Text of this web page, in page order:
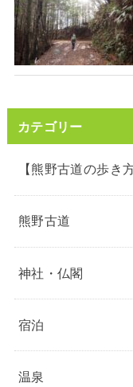
カテゴリー
【熊野古道の歩き
熊野古道
神社・仏閣
宿泊
温泉